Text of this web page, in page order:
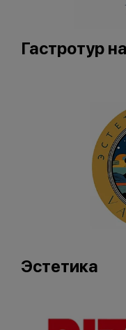
Гастротур
Эстетика